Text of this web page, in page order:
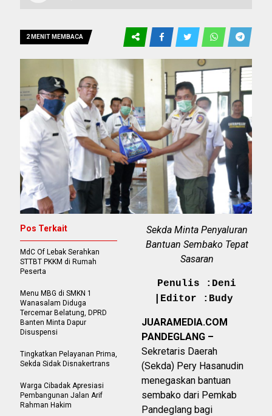
2 MENIT MEMBACA
Sekda Minta Penyaluran
Bantuan Sembako Tepat
Sasaran
Penulis :Deni
|Editor :Budy
JUARAMEDIA.COM
PANDEGLANG –
Sekretaris Daerah
(Sekda) Pery Hasanudin
menegaskan bantuan
sembako dari Pemkab
Pandeglang bagi
Pos Terkait
MdC Of Lebak Serahkan
STTBT PKKM di Rumah
Peserta
Menu MBG di SMKN 1
Wanasalam Diduga
Tercemar Belatung, DPRD
Banten Minta Dapur
Disuspensi
Tingkatkan Pelayanan Prima,
Sekda Sidak Disnakertrans
Warga Cibadak Apresiasi
Pembangunan Jalan Arif
Rahman Hakim